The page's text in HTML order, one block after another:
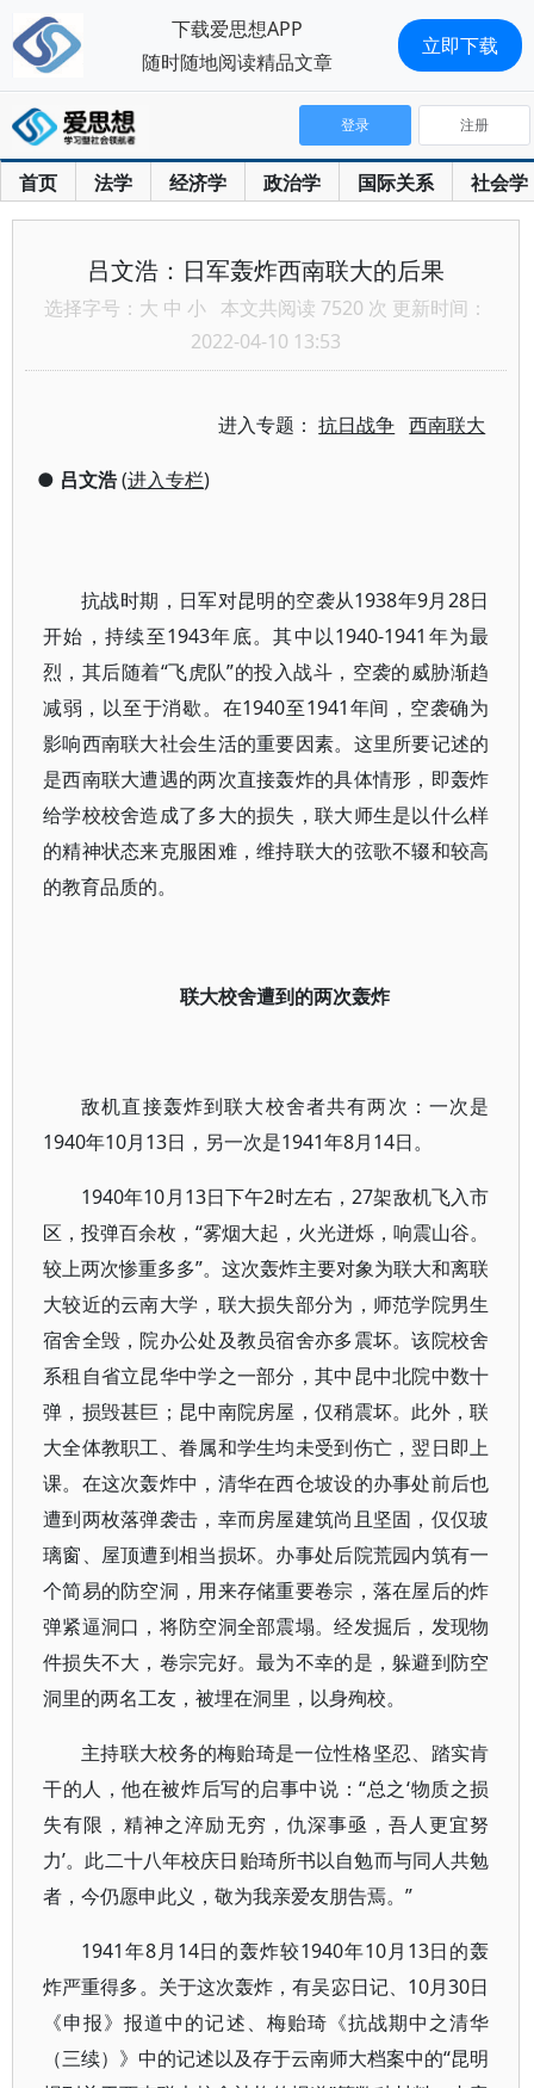
首页 法学 经济学 政治学 国际关系 社会学
登录 注册
吕文浩：日军轰炸西南联大的后果
选择字号： 大 中 小 本文共阅读 7520 次 更新时间：
2022-04-10 13:53
进入专题：抗日战争 西南联大
● 吕文浩(进入专栏)
抗战时期，日军对昆明的空袭从1938年9月28日
开始，持续至1943年底。其中以1940-1941年为最
烈，其后随着“飞虎队”的投入战斗，空袭的威胁渐趋
减弱，以至于消歇。在1940至1941年间，空袭确为
影响西南联大社会生活的重要因素。这里所要记述的
是西南联大遭遇的两次直接轰炸的具体情形，即轰炸
给学校校舍造成了多大的损失，联大师生是以什么样
的精神状态来克服困难，维持联大的弦歌不辍和较高
的教育品质的。
联大校舍遭到的两次轰炸
敌机直接轰炸到联大校舍者共有两次：一次是
1940年10月13日，另一次是1941年8月14日。
1940年10月13日下午2时左右，27架敌机飞入市
区，投弹百余枚，“雾烟大起，火光迸烁，响震山谷。
较上两次惨重多多”。这次轰炸主要对象为联大和离联
大较近的云南大学，联大损失部分为，师范学院男生
宿舍全毁，院办公处及教员宿舍亦多震坏。该院校舍
系租自省立昆华中学之一部分，其中昆中北院中数十
弹，损毁甚巨；昆中南院房屋，仅稍震坏。此外，联
大全体教职工、眷属和学生均未受到伤亡，翌日即上
课。在这次轰炸中，清华在西仓坡设的办事处前后也
遭到两枚落弹袭击，幸而房屋建筑尚且坚固，仅仅玻
璃窗、屋顶遭到相当损坏。办事处后院荒园内筑有一
个简易的防空洞，用来存储重要卷宗，落在屋后的炸
弹紧逼洞口，将防空洞全部震塌。经发掘后，发现物
件损失不大，卷宗完好。最为不幸的是，躲避到防空
洞里的两名工友，被埋在洞里，以身殉校。
主持联大校务的梅贻琦是一位性格坚忍、踏实肯
干的人，他在被炸后写的启事中说：“总之‘物质之损
失有限，精神之淬励无穷，仇深事亟，吾人更宜努
力’。此二十八年校庆日贻琦所书以自勉而与同人共勉
者，今仍愿申此义，敬为我亲爱友朋告焉。”
1941年8月14日的轰炸较1940年10月13日的轰
炸严重得多。关于这次轰炸，有吴宓日记、10月30日
《申报》报道中的记述、梅贻琦《抗战期中之清华
（三续）》中的记述以及存于云南师大档案中的“昆明
下载爱思想APP
随时随地阅读精品文章
立即下载